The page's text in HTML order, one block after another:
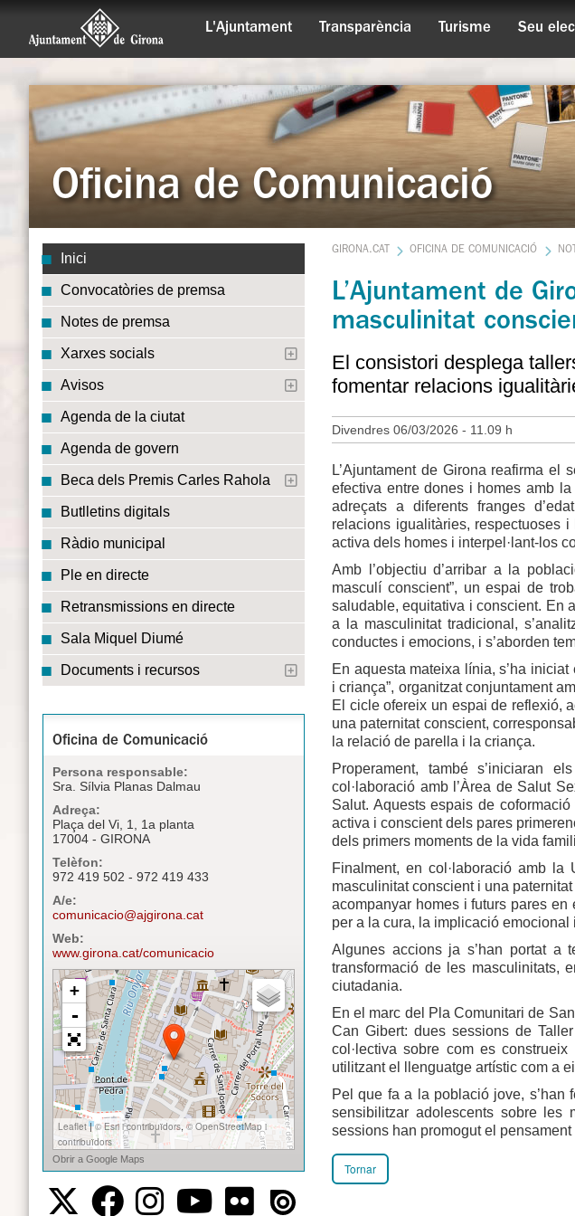
L'Ajuntament Transparència Turisme Seu
Oficina de Comunicació
Inici
Convocatòries de premsa
Notes de premsa
Xarxes socials
Avisos
Agenda de la ciutat
Agenda de govern
Beca dels Premis Carles Rahola
Butlletins digitals
Ràdio municipal
Ple en directe
Retransmissions en directe
Sala Miquel Diumé
Documents i recursos
Oficina de Comunicació
Persona responsable:
Sra. Sílvia Planas Dalmau
Adreça:
Plaça del Vi, 1, 1a planta
17004 - GIRONA
Telèfon:
972 419 502 - 972 419 433
A/e:
comunicacio@ajgirona.cat
Web:
www.girona.cat/comunicacio
GIRONA.CAT OFICINA DE COMUNICACIÓ
L’Ajuntament de
masculinitat
El consistori desplega
fomentar relacions
Divendres 06/03/2026 - 11.09 h
L’Ajuntament de Girona reafirma el
efectiva entre dones i homes amb
adreçats a diferents franges
relacions igualitàries, respectuoses
activa dels homes i interpel·lant-los
Amb l’objectiu d’arribar a la
masculí conscient”, un espai de
saludable, equitativa i conscient. En
a la masculinitat tradicional,
conductes i emocions, i s’aborden
En aquesta mateixa línia, s’ha
i criança”, organitzat conjuntament
El cicle ofereix un espai de reflexió,
una paternitat conscient,
la relació de parella i la criança.
Properament, també s’iniciaran
col·laboració amb l’Àrea de Salut
Salut. Aquests espais de
activa i conscient dels pares
dels primers moments de la vida
Finalment, en col·laboració amb
masculinitat conscient i una
acompanyar homes i futurs pares
per a la cura, la implicació emocional
Algunes accions ja s’han portat a
transformació de les masculinitats,
ciutadania.
En el marc del Pla Comunitari de
Can Gibert: dues sessions de
col·lectiva sobre com es
utilitzant el llenguatge artístic com a
Pel que fa a la població jove, s’han
sensibilitzar adolescents sobre les
sessions han promogut el
Tornar